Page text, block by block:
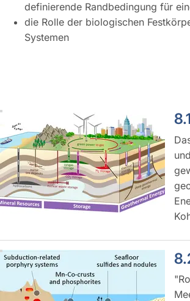
definierende Randbedingung für
die Rolle der biologischen
Systemen